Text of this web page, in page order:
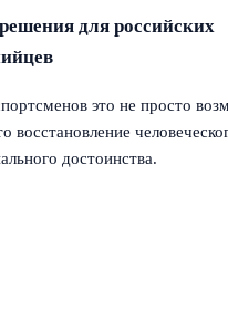
для российских
это не просто
восстановление
достоинства.